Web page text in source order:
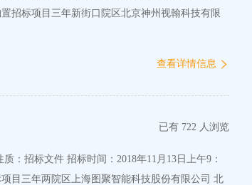
招标项目三年新街口院区北京神州视翰科技有限
查看详情信息
已有 722 人浏览
三年两院区上海图聚智能科技股份有限公司 北